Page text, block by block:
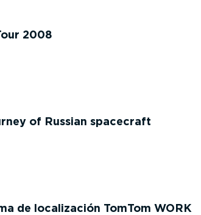
2008
of Russian spacecraft
de localización TomTom WORK